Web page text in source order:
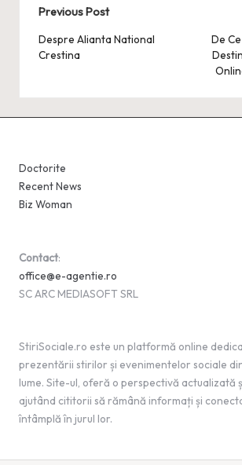
Post
navigation
Previous Post
Despre Alianta National
Crestina
De
Doctorite
Recent News
Biz Woman
Contact:
office@e-agentie.ro
SC ARC MEDIASOFT SRL
StiriSociale.ro este un platformă online
prezentării stirilor și evenimentelor sociale
lume. Site-ul, oferă o perspectivă actualizată
ajutând cititorii să rămână informați și
întâmplă în jurul lor.